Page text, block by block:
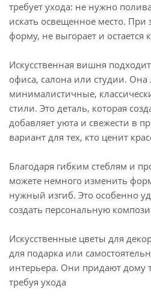
требует ухода: не нужно
искать освещенное место. При
форму, не выгорает и
Искусственная вишня
офиса, салона или студии. Она
минималистичные,
стили. Это деталь, которая
добавляет уюта и свежести в
вариант для тех, кто ценит
Благодаря гибким стеблям и
можете немного изменить
нужный изгиб. Это особенно
создать персональную
Искусственные цветы для
для подарка или
интерьера. Они придают дому
требуя ухода